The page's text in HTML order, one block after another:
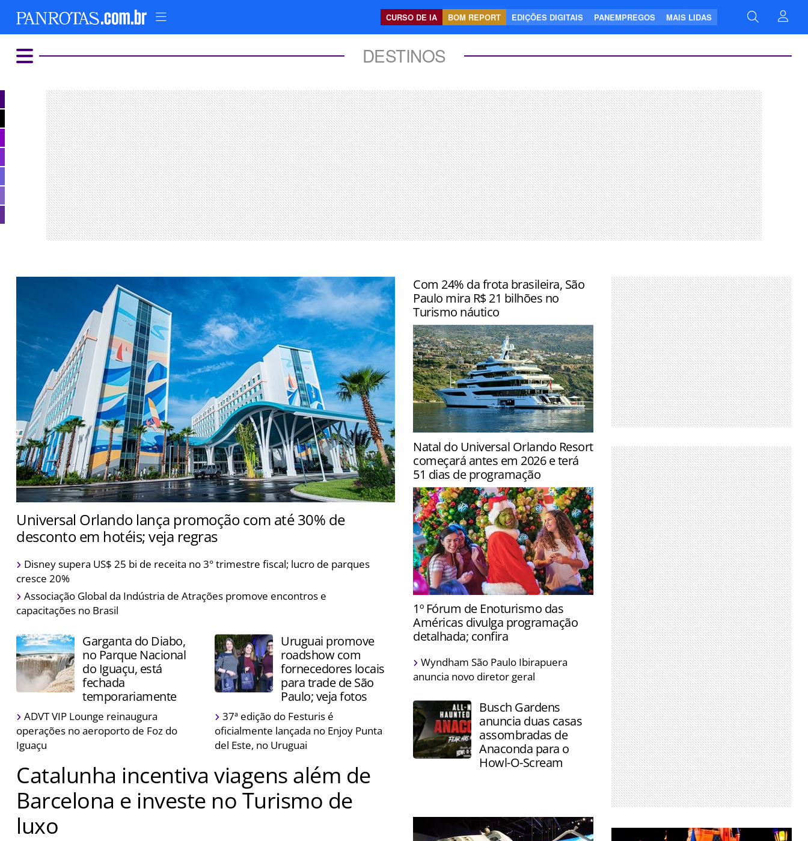
CURSO DE IA BOM REPORT EDIÇÕES DIGITAIS PANEMPREGOS MAIS LIDAS
DESTINOS
COMER E BEBER
ALTERNATIVO
LUXO E GLAMOUR
PARQUES TEMÁTICOS
FIQUE LIGADO
Universal Orlando lança promoção com até 30% de
desconto em hotéis; veja regras
Descontos estão disponíveis durante o período das festividades natalinas
Disney supera US$ 25 bi de receita no 3° trimestre fiscal; lucro de parques
cresce 20%
Associação Global da Indústria de Atrações promove encontros e
capacitações no Brasil
Com 24% da frota brasileira, São
Paulo mira R$ 21 bilhões no
Turismo náutico
Estado concentra 240.981
embarcações e prevê 60 novas
estruturas públicas de apoio à navega…
Natal do Universal Orlando Resort
começará antes em 2026 e terá
51 dias de programação
Epic Universe receberá a celebração
pela primeira vez e prepara decorações
especiais para a ocasião
1º Fórum de Enoturismo das
Américas divulga programação
detalhada; confira
Evento acontece na próxima semana,
em São Paulo, e terá palestras e
degustação de vinhos e queijos
Wyndham São Paulo Ibirapuera
anuncia novo diretor geral
Garganta do Diabo,
no Parque Nacional
do Iguaçu, está
fechada
temporariamente
ADVT VIP Lounge reinaugura
operações no aeroporto de Foz do
Iguaçu
Uruguai promove
roadshow com
fornecedores locais
para trade de São
Paulo; veja fotos
37ª edição do Festuris é
oficialmente lançada no Enjoy Punta
del Este, no Uruguai
Busch Gardens
anuncia duas casas
assombradas de
Anaconda para o
Howl-O-Scream
Catalunha incentiva viagens além de
Barcelona e investe no Turismo de
luxo